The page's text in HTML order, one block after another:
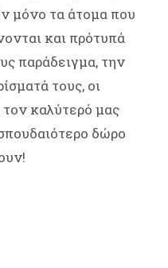
μόνο τα άτομα που
και πρότυπά
παράδειγμα, την
τους, οι
τον καλύτερό μας
δώρο